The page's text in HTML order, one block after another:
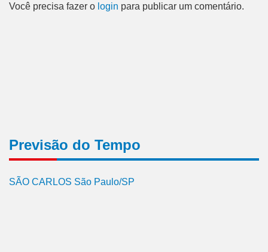
Você precisa fazer o login para publicar um comentário.
Previsão do Tempo
SÃO CARLOS São Paulo/SP